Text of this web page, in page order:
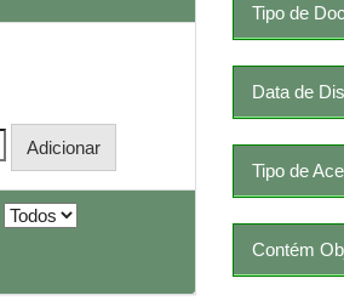
Tipo de
Data de
Tipo de
Contém